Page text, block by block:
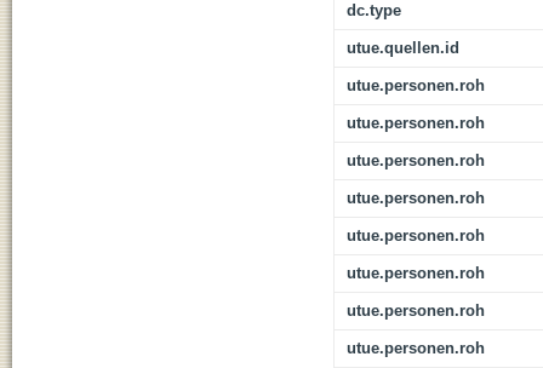
dc.type
utue.quellen.id
utue.personen.roh
utue.personen.roh
utue.personen.roh
utue.personen.roh
utue.personen.roh
utue.personen.roh
utue.personen.roh
utue.personen.roh